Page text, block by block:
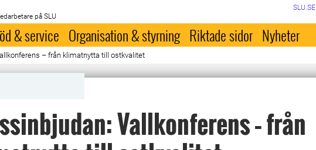
på SLU
SLU.SE
& service Organisation & styrning Riktade sidor Nyheter
– från klimatnytta till ostkvalitet
Vallkonferens – från